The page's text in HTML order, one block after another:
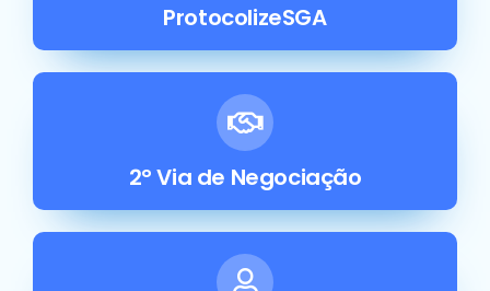
ProtocolizeSGA
2° Via de Negociação